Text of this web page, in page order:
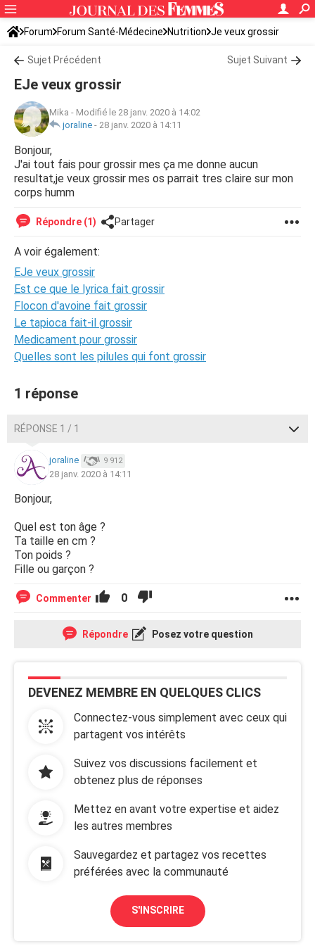
Forum Forum Santé-Médecine Nutrition Je veux grossir
Sujet Précédent Sujet Suivant
EJe veux grossir
Mika - Modifié le 28 janv. 2020 à 14:02
joraline - 28 janv. 2020 à 14:11
Bonjour,
J'ai tout fais pour grossir mes ça me donne aucun
resultat,je veux grossir mes os parrait tres claire sur mon
corps humm
Répondre (1) Partager
A voir également:
EJe veux grossir
Est ce que le lyrica fait grossir
Flocon d'avoine fait grossir
Le tapioca fait-il grossir
Medicament pour grossir
Quelles sont les pilules qui font grossir
1 réponse
RÉPONSE 1 / 1
joraline 9 912
28 janv. 2020 à 14:11
Bonjour,
Quel est ton âge ?
Ta taille en cm ?
Ton poids ?
Fille ou garçon ?
Commenter 0
Répondre Posez votre question
DEVENEZ MEMBRE EN QUELQUES CLICS
Connectez-vous simplement avec ceux qui
partagent vos intérêts
Suivez vos discussions facilement et
obtenez plus de réponses
Mettez en avant votre expertise et aidez
les autres membres
Sauvegardez et partagez vos recettes
préférées avec la communauté
S'INSCRIRE